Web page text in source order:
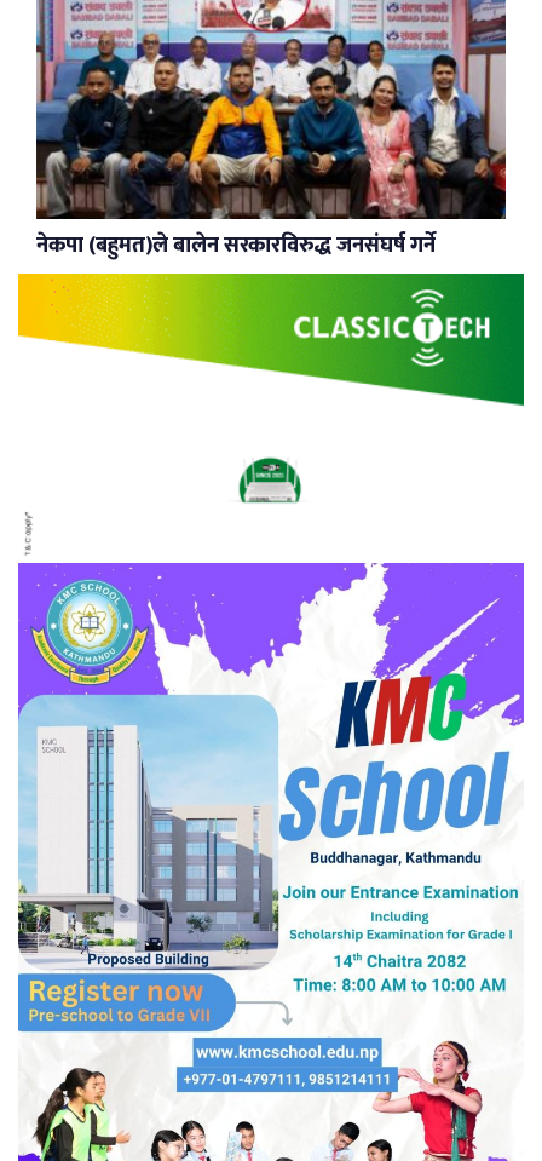
नेकपा (बहुमत)ले बालेन सरकारविरुद्ध जनसंघर्ष गर्ने